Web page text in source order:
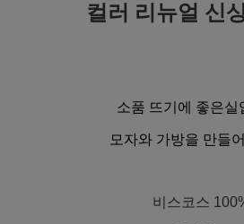
컬러 리뉴얼 신
소품 뜨기에 좋은실
모자와 가방을 만들
비스코스